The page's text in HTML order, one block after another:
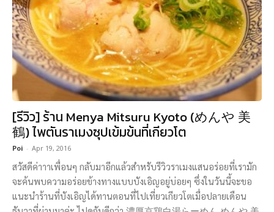
[รีวิว] ร้าน Menya Mitsuru Kyoto (めんや 美
鶴) ไพตันราเมงซุปเข้มข้นที่เกียวโต
Poi - Apr 19, 2016
สวัสดีค่าาาเพื่อนๆ กลับมาอีกแล้วสำหรับรีวิวราเมงแสนอร่อยที่เรามัก
จะค้นพบความอร่อยข้างทางแบบบังเอิญอยู่บ่อยๆ ซึ่งในวันนี้จะขอ
แนะนำร้านที่บังเอิญได้ทานตอนที่ไปเที่ยวเกียวโตเมื่อปลายเดือน